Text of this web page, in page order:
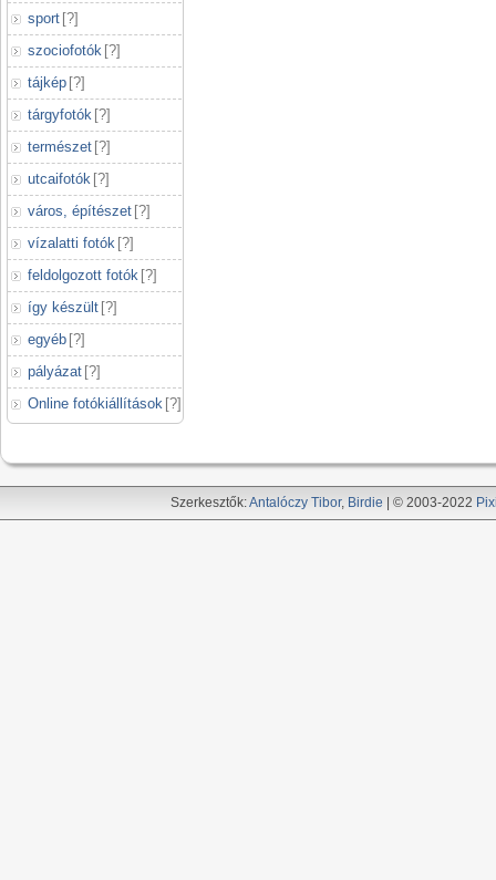
sport [?]
szociofotók [?]
tájkép [?]
tárgyfotók [?]
természet [?]
utcaifotók [?]
város, építészet [?]
vízalatti fotók [?]
feldolgozott fotók [?]
így készült [?]
egyéb [?]
pályázat [?]
Online fotókiállítások [?]
Szerkesztők:Antalóczy Tibor, Birdie | © 2003-2022